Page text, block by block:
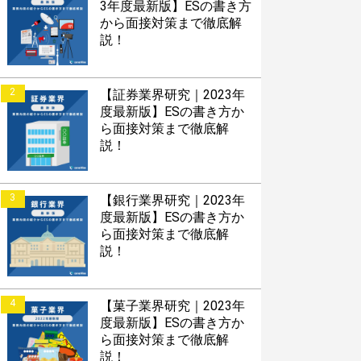
3年度最新版】ESの書き方
から面接対策まで徹底解
説！
2
【証券業界研究｜2023年
度最新版】ESの書き方か
ら面接対策まで徹底解
説！
3
【銀行業界研究｜2023年
度最新版】ESの書き方か
ら面接対策まで徹底解
説！
4
【菓子業界研究｜2023年
度最新版】ESの書き方か
ら面接対策まで徹底解
説！